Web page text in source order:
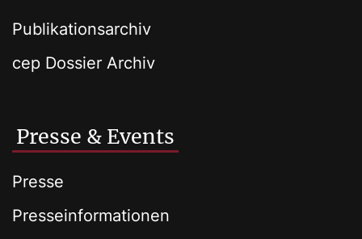
Publikationsarchiv
cep Dossier Archiv
Presse & Events
Presse
Presseinformationen